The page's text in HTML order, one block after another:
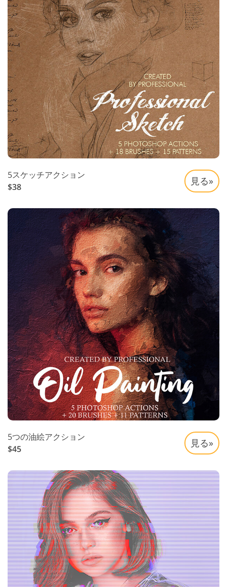
5スケッチアクション
$38
見る»
5つの油絵アクション
$45
見る»